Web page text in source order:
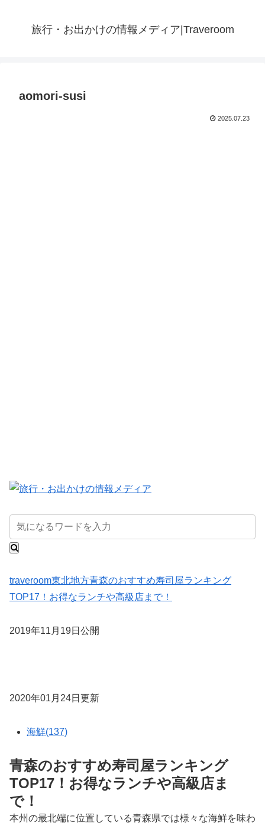
旅行・お出かけの情報メディア|Traveroom
aomori-susi
2025.07.23
traveroom東北地方青森のおすすめ寿司屋ランキング
TOP17！お得なランチや高級店まで！
2019年11月19日公開
2020年01月24日更新
海鮮(137)
青森のおすすめ寿司屋ランキング
TOP17！お得なランチや高級店ま
で！
本州の最北端に位置している青森県では様々な海鮮を味わ